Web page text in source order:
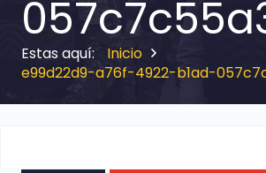
Inicio
e99d22d9-a76f-4922-b1ad-